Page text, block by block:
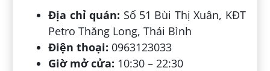
Địa chỉ quán: Số 51 Bùi Thị Xuân, KĐT
Petro Thăng Long, Thái Bình
Điện thoại: 0963123033
Giờ mở cửa: 10:30 – 22:30